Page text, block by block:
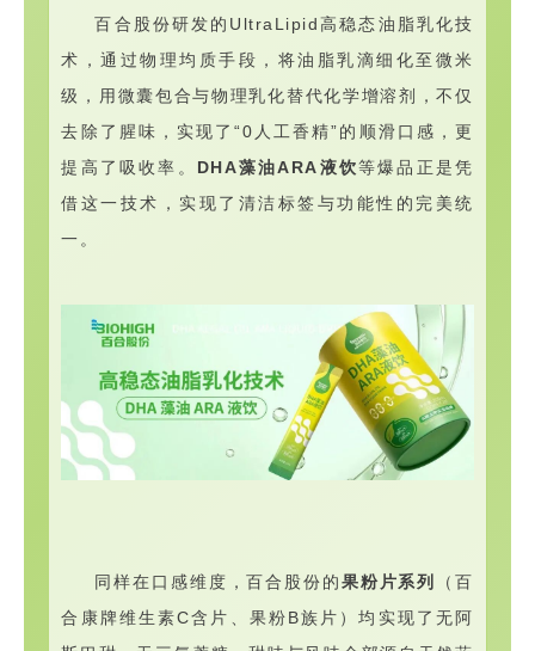
百合股份研发的UltraLipid高稳态油脂乳化技
术，通过物理均质手段，将油脂乳滴细化至微米
级，
用微囊包合与物理乳化替代化学增溶剂，不仅
去除了腥味，实现了“0人工香精”的顺滑口感，更
提高了吸收率。 DHA藻油ARA液饮等爆品正是凭
借这一技术，实现了清洁标签与功能性的完美统
一。
同样在口感维度，百合股份的果粉片系列
（百
合康牌维生素C含片、果粉B族片）均实现了无阿